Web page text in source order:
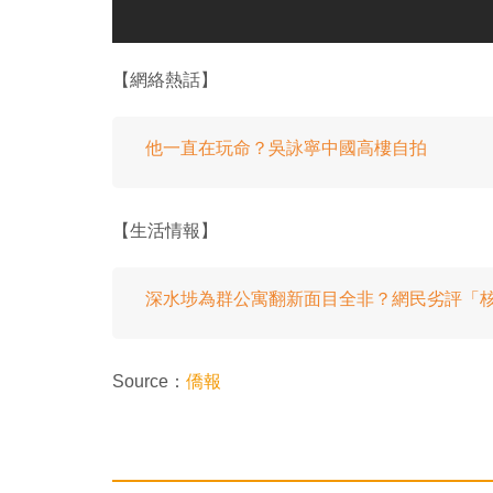
【網絡熱話】
他一直在玩命？吳詠寧中國高樓自拍
【生活情報】
深水埗為群公寓翻新面目全非？網民劣評「
Source： 僑報